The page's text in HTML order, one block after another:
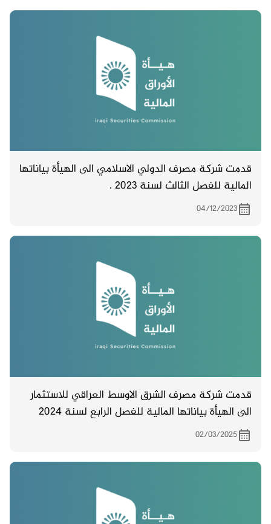
قدمت شركة مصرف الدولي الاسلامي الى الهيأة بياناتها
المالية للفصل الثالث لسنة 2023 .
04/12/2023
قدمت شركة مصرف الشرق الاوسط العراقي للاستثمار
الى الهيأة بياناتها المالية للفصل الرابع لسنة 2024
02/03/2025